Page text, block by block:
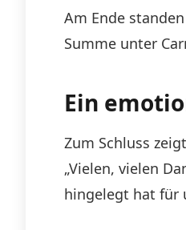
Am Ende
Summe unter
Ein
Zum Schluss
„Vielen, vielen
hingelegt hat für